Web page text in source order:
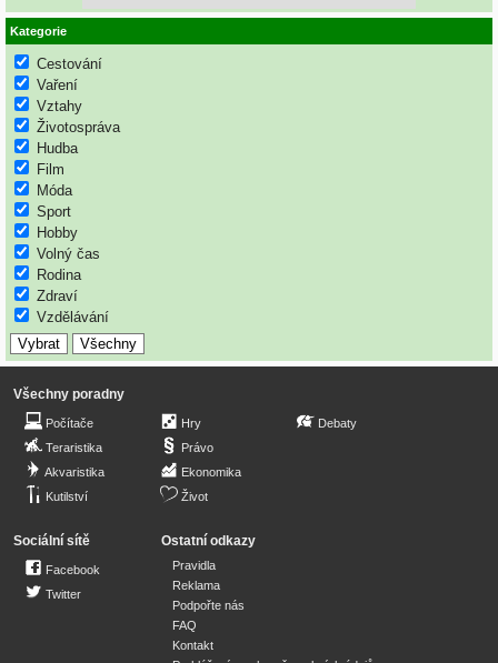
Kategorie
Cestování
Vaření
Vztahy
Životospráva
Hudba
Film
Móda
Sport
Hobby
Volný čas
Rodina
Zdraví
Vzdělávání
Všechny poradny
Počítače
Teraristika
Akvaristika
Kutilství
Hry
Právo
Ekonomika
Život
Debaty
Sociální sítě
Facebook
Twitter
Ostatní odkazy
Pravidla
Reklama
Podpořte nás
FAQ
Kontakt